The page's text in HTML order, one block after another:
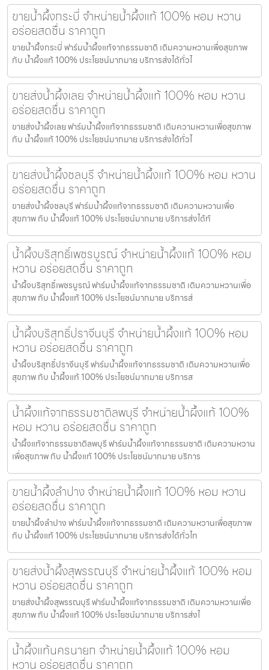
ขายน้ำผึ้งกระบี่ จำหน่ายน้ำผึ้งแท้ 100% หอม หวาน
อร่อยสดชื่น ราคาถูก
ขายน้ำผึ้งกระบี่ ฟาร์มน้ำผึ้งแท้จากธรรมชาติ เติมความหวานเพื่อสุขภาพ
กับ น้ำผึ้งแท้ 100% ประโยชน์มากมาย บริการส่งได้ทั่วไ
ขายส่งน้ำผึ้งเลย จำหน่ายน้ำผึ้งแท้ 100% หอม หวาน
อร่อยสดชื่น ราคาถูก
ขายส่งน้ำผึ้งเลย ฟาร์มน้ำผึ้งแท้จากธรรมชาติ เติมความหวานเพื่อสุขภาพ
กับ น้ำผึ้งแท้ 100% ประโยชน์มากมาย บริการส่งได้ทั่วไ
ขายส่งน้ำผึ้งชลบุรี จำหน่ายน้ำผึ้งแท้ 100% หอม หวาน
อร่อยสดชื่น ราคาถูก
ขายส่งน้ำผึ้งชลบุรี ฟาร์มน้ำผึ้งแท้จากธรรมชาติ เติมความหวานเพื่อ
สุขภาพ กับ น้ำผึ้งแท้ 100% ประโยชน์มากมาย บริการส่งได้ทั
น้ำผึ้งบริสุทธิ์เพชรบูรณ์ จำหน่ายน้ำผึ้งแท้ 100% หอม
หวาน อร่อยสดชื่น ราคาถูก
น้ำผึ้งบริสุทธิ์เพชรบูรณ์ ฟาร์มน้ำผึ้งแท้จากธรรมชาติ เติมความหวานเพื่อ
สุขภาพ กับ น้ำผึ้งแท้ 100% ประโยชน์มากมาย บริการส่
น้ำผึ้งบริสุทธิ์ปราจีนบุรี จำหน่ายน้ำผึ้งแท้ 100% หอม
หวาน อร่อยสดชื่น ราคาถูก
น้ำผึ้งบริสุทธิ์ปราจีนบุรี ฟาร์มน้ำผึ้งแท้จากธรรมชาติ เติมความหวานเพื่อ
สุขภาพ กับ น้ำผึ้งแท้ 100% ประโยชน์มากมาย บริการส
น้ำผึ้งแท้จากธรรมชาติลพบุรี จำหน่ายน้ำผึ้งแท้ 100%
หอม หวาน อร่อยสดชื่น ราคาถูก
น้ำผึ้งแท้จากธรรมชาติลพบุรี ฟาร์มน้ำผึ้งแท้จากธรรมชาติ เติมความหวาน
เพื่อสุขภาพ กับ น้ำผึ้งแท้ 100% ประโยชน์มากมาย บริการ
ขายน้ำผึ้งลำปาง จำหน่ายน้ำผึ้งแท้ 100% หอม หวาน
อร่อยสดชื่น ราคาถูก
ขายน้ำผึ้งลำปาง ฟาร์มน้ำผึ้งแท้จากธรรมชาติ เติมความหวานเพื่อสุขภาพ
กับ น้ำผึ้งแท้ 100% ประโยชน์มากมาย บริการส่งได้ทั่วไท
ขายส่งน้ำผึ้งสุพรรณบุรี จำหน่ายน้ำผึ้งแท้ 100% หอม
หวาน อร่อยสดชื่น ราคาถูก
ขายส่งน้ำผึ้งสุพรรณบุรี ฟาร์มน้ำผึ้งแท้จากธรรมชาติ เติมความหวานเพื่อ
สุขภาพ กับ น้ำผึ้งแท้ 100% ประโยชน์มากมาย บริการส่งไ
น้ำผึ้งแท้นครนายก จำหน่ายน้ำผึ้งแท้ 100% หอม
หวาน อร่อยสดชื่น ราคาถูก